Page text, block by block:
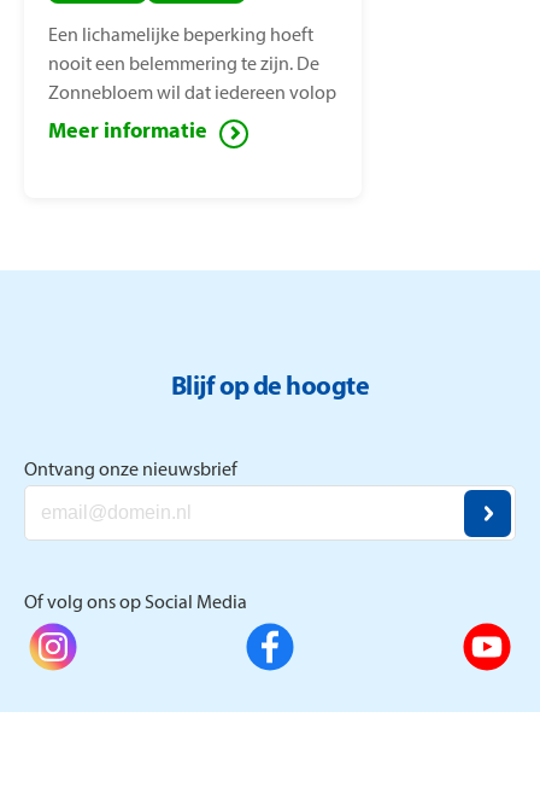
Een lichamelijke beperking hoeft
nooit een belemmering te zijn. De
Zonnebloem wil dat iedereen volop
van het leven kan genieten, ook
mensen met een lichamelijke
Meer informatie
Blijf op de hoogte
Ontvang onze nieuwsbrief
Of volg ons op Social Media